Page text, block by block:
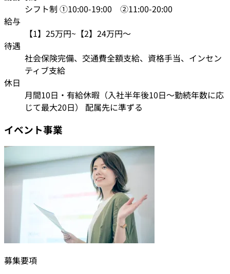
シフト制 ①10:00-19:00 ②11:00-20:00
給与
【1】25万円~【2】24万円〜
待遇
社会保険完備、交通費全額支給、資格手当、インセン
ティブ支給
休日
月間10日・有給休暇（入社半年後10日〜勤続年数に応
じて最大20日） 配属先に準ずる
イベント事業
募集要項